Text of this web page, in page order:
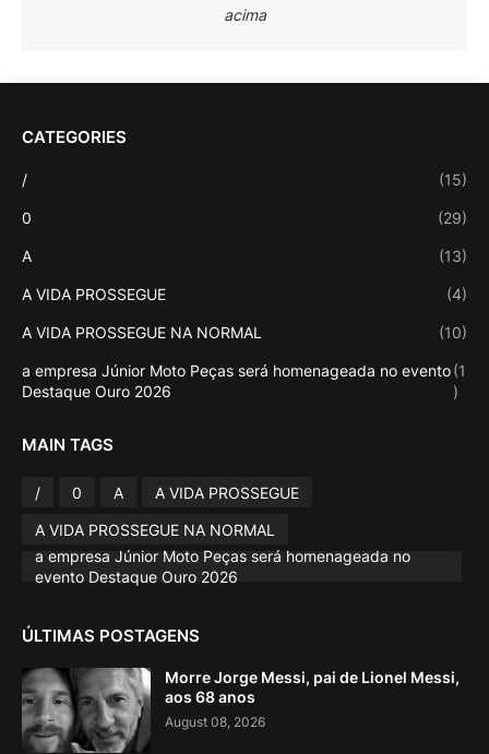
acima
CATEGORIES
/ (15)
0 (29)
A (13)
A VIDA PROSSEGUE (4)
A VIDA PROSSEGUE NA NORMAL (10)
a empresa Júnior Moto Peças será homenageada no evento
Destaque Ouro 2026
(1
)
MAIN TAGS
/ 0 A
A VIDA PROSSEGUE
A VIDA PROSSEGUE NA NORMAL
a empresa Júnior Moto Peças será homenageada no
evento Destaque Ouro 2026
ÚLTIMAS POSTAGENS
Morre Jorge Messi, pai de Lionel Messi,
aos 68 anos
August 08, 2026